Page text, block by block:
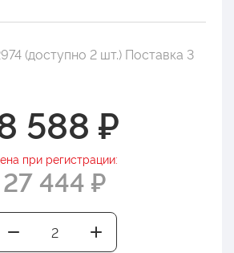
(доступно 2 шт.) Поставка 3
588 ₽
при регистрации:
27 444 ₽